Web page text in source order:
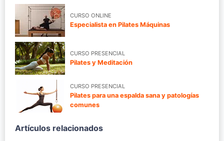
CURSO ONLINE
Especialista en Pilates Máquinas
CURSO PRESENCIAL
Pilates y Meditación
CURSO PRESENCIAL
Pilates para una espalda sana y patologías
comunes
Artículos relacionados